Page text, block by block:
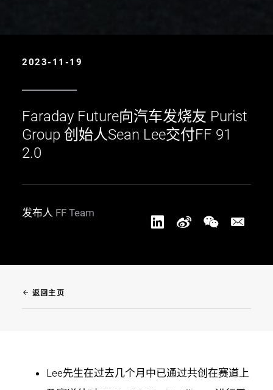
2023-11-19
Faraday Future向汽车发烧友 Purist
Group 创始人Sean Lee交付FF 91
2.0
发布人 FF Team
arrow_back 返回主页
Lee先生在过去几个月中已通过共创在赛道上